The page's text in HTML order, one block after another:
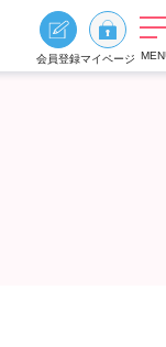
会員登録マイページ